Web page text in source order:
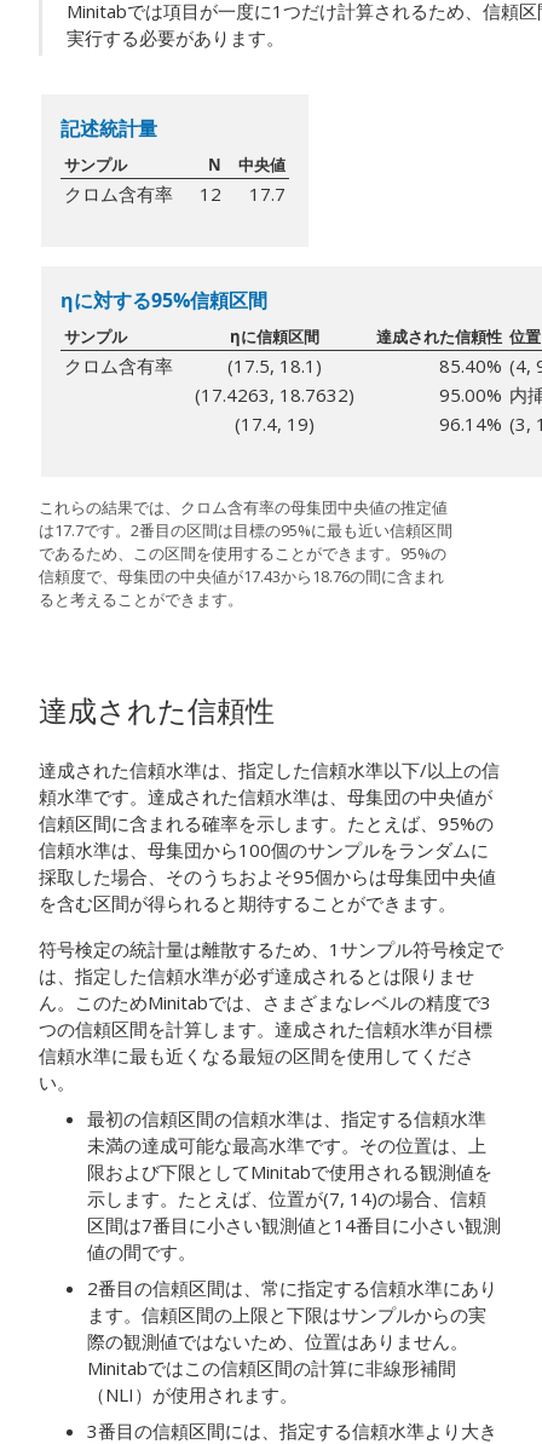
Minitabでは項目が一度に1つだけ計算されるため、信頼
実行する必要があります。
記述統計量
サンプル N 中央値
クロム含有率 12 17.7
ηに対する95%信頼区間
サンプル ηに信頼区間 達成された信頼性 位置
クロム含有率 (17.5, 18.1) 85.40% (4,
(17.4263, 18.7632)
95.00% 内
(17.4, 19)
96.14% (3,
これらの結果では、クロム含有率の母集団中央値の推定値
は17.7です。2番目の区間は目標の95%に最も近い信頼区間
であるため、この区間を使用することができます。95%の
信頼度で、母集団の中央値が17.43から18.76の間に含まれ
ると考えることができます。
達成された信頼性
達成された信頼水準は、指定した信頼水準以下/以上の信
頼水準です。達成された信頼水準は、母集団の中央値が
信頼区間に含まれる確率を示します。 たとえば、95%の
信頼水準は、母集団から100個のサンプルをランダムに
採取した場合、そのうちおよそ95個からは母集団中央値
を含む区間が得られると期待することができます。
符号検定の統計量は離散するため、1サンプル符号検定で
は、指定した信頼水準が必ず達成されるとは限りませ
ん。このためMinitabでは、さまざまなレベルの精度で3
つの信頼区間を計算します。達成された信頼水準が目標
信頼水準に最も近くなる最短の区間を使用してくださ
い。
最初の信頼区間の信頼水準は、指定する信頼水準
未満の達成可能な最高水準です。その位置は、上
限および下限としてMinitabで使用される観測値を
示します。たとえば、位置が(7, 14)の場合、信頼
区間は7番目に小さい観測値と14番目に小さい観測
値の間です。
2番目の信頼区間は、常に指定する信頼水準にあり
ます。信頼区間の上限と下限はサンプルからの実
際の観測値ではないため、位置はありません。
Minitabではこの信頼区間の計算に非線形補間
（NLI）が使用されます。
3番目の信頼区間には、指定する信頼水準より大き